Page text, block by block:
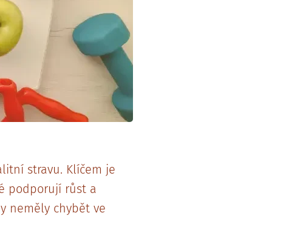
stravu. Klíčem je
podporují růst a
neměly chybět ve